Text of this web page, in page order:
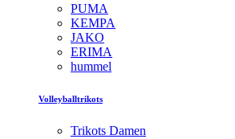
PUMA
KEMPA
JAKO
ERIMA
hummel
Volleyballtrikots
Trikots Damen